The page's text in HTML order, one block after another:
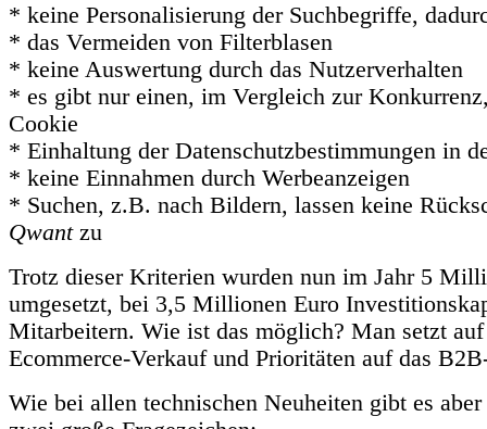
* keine Personalisierung der Suchbegriffe,
* das Vermeiden von Filterblasen
* keine Auswertung durch das Nutzerverhalten
* es gibt nur einen, im Vergleich zur
Cookie
* Einhaltung der Datenschutzbestimmungen in
* keine Einnahmen durch Werbeanzeigen
* Suchen, z.B. nach Bildern, lassen keine
Qwantzu
Trotz dieser Kriterien wurden nun im Jahr 5
umgesetzt, bei 3,5 Millionen Euro
Mitarbeitern. Wie ist das möglich? Man setzt
Ecommerce-Verkauf und Prioritäten auf das
Wie bei allen technischen Neuheiten gibt es aber